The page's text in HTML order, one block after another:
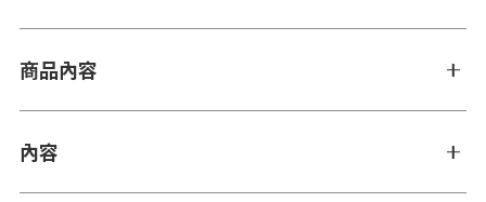
商品內容
內容